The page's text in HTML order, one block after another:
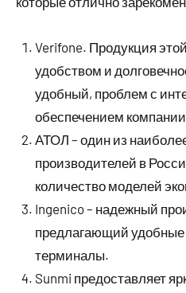
Verifone. Продукция
удобством и
удобный, проблем с
обеспечением компании
АТОЛ – один из
производителей в
количество моделей
Ingenico – надежный
предлагающий удобные
терминалы.
Sunmi предоставляет